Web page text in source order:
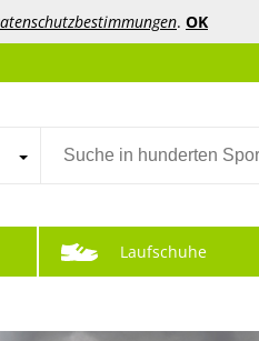
. OK
Laufschuhe